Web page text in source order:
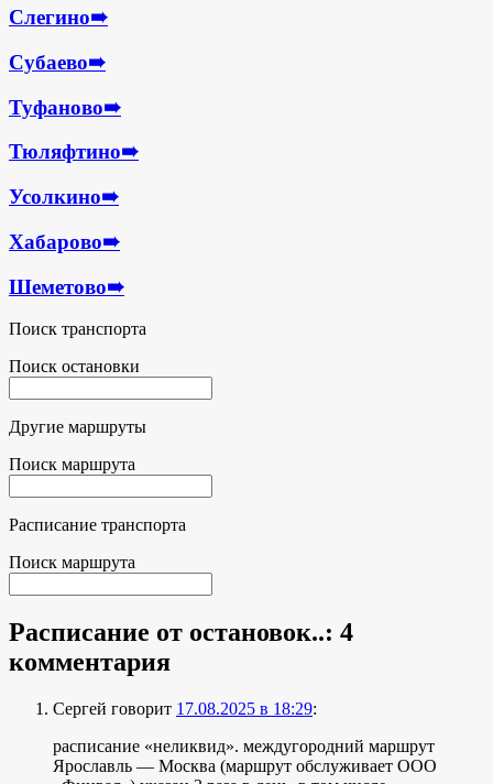
Слегино➠
Субаево➠
Туфаново➠
Тюляфтино➠
Усолкино➠
Хабарово➠
Шеметово➠
Поиск транспорта
Поиск остановки
Другие маршруты
Поиск маршрута
Расписание транспорта
Поиск маршрута
Расписание от остановок..: 4
комментария
Сергей говорит 17.08.2025 в 18:29:
расписание «неликвид». междугородний маршрут
Ярославль — Москва (маршрут обслуживает ООО